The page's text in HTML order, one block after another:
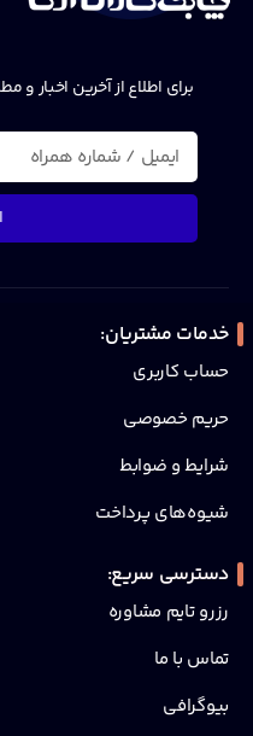
برای اطلاع از آخرین اخبار
خدمات مشتریان:
حساب کاربری
حریم خصوصی
شرایط و ضوابط
شیوه‌های پرداخت
دسترسی سریع:
رزرو تایم مشاوره
تماس با ما
بیوگرافی